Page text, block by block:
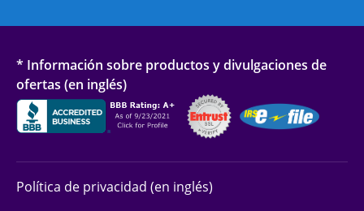
* Información sobre productos y divulgaciones de
ofertas (en inglés)
Política de privacidad (en inglés)